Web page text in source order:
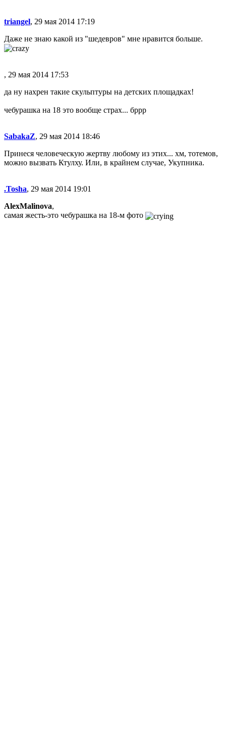
triangel, 29 мая 2014 17:19
Даже не знаю какой из "шедевров" мне нравится больше.
, 29 мая 2014 17:53
да ну нахрен такие скульптуры на детских площадках!
чебурашка на 18 это вообще страх... бррр
SabakaZ, 29 мая 2014 18:46
Принеся человеческую жертву любому из этих... хм, тотемов,
можно вызвать Ктулху. Или, в крайнем случае, Укупника.
.Tosha, 29 мая 2014 19:01
AlexMalinova,
самая жесть-это чебурашка на 18-м фото